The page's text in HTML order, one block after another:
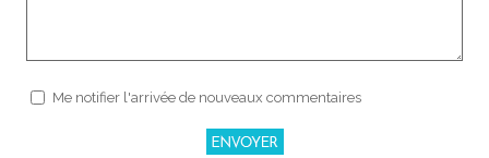
Me notifier l'arrivée de nouveaux commentaires